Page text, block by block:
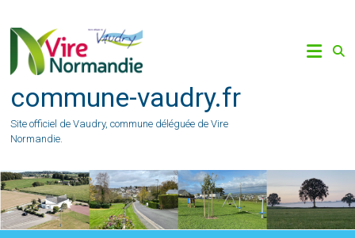
content
commune-vaudry.fr
Site officiel de Vaudry, commune déléguée de Vire
Normandie.